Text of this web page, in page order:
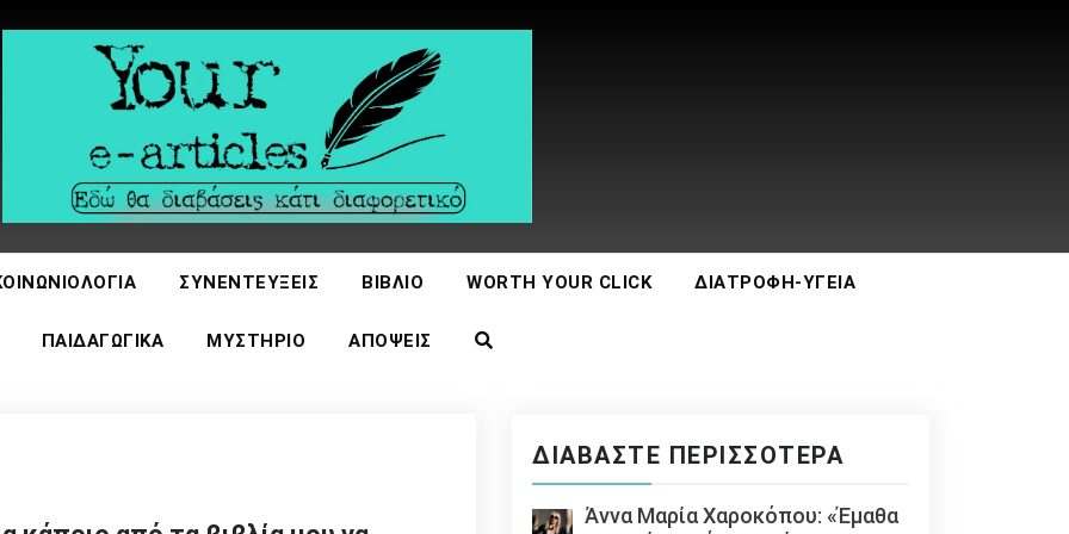
ΣΥΝΕΝΤΕΎΞΕΙΣ ΒΙΒΛΊΟ WORTH YOUR CLICK ΔΙΑΤΡΟΦΉ-ΥΓΕΊΑ
ΠΑΙΔΑΓΩΓΙΚΆ ΜΥΣΤΉΡΙΟ ΑΠΌΨΕΙΣ
ΔΙΑΒΆΣΤΕ ΠΕΡΙΣΣΌΤΕΡΑ
Άννα Μαρία Χαροκόπου: «Έμαθα